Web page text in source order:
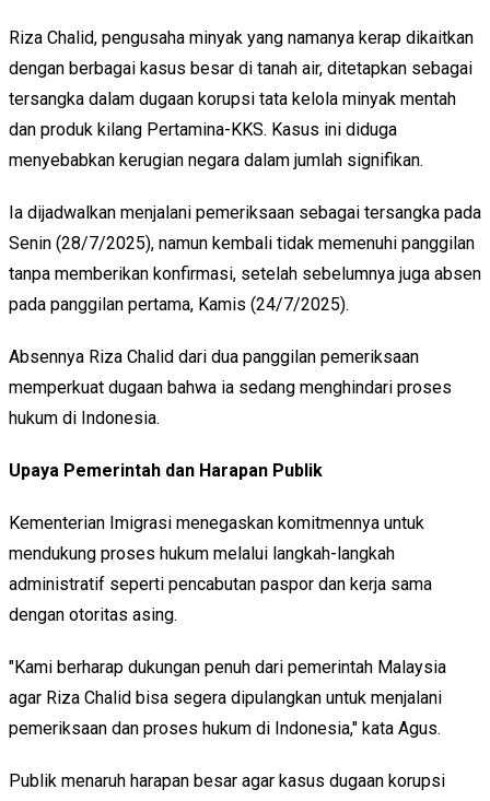
Riza Chalid, pengusaha minyak yang namanya kerap dikaitkan
dengan berbagai kasus besar di tanah air, ditetapkan sebagai
tersangka dalam dugaan korupsi tata kelola minyak mentah
dan produk kilang Pertamina-KKS. Kasus ini diduga
menyebabkan kerugian negara dalam jumlah signifikan.
Ia dijadwalkan menjalani pemeriksaan sebagai tersangka pada
Senin (28/7/2025), namun kembali tidak memenuhi panggilan
tanpa memberikan konfirmasi, setelah sebelumnya juga absen
pada panggilan pertama, Kamis (24/7/2025).
Absennya Riza Chalid dari dua panggilan pemeriksaan
memperkuat dugaan bahwa ia sedang menghindari proses
hukum di Indonesia.
Upaya Pemerintah dan Harapan Publik
Kementerian Imigrasi menegaskan komitmennya untuk
mendukung proses hukum melalui langkah-langkah
administratif seperti pencabutan paspor dan kerja sama
dengan otoritas asing.
"Kami berharap dukungan penuh dari pemerintah Malaysia
agar Riza Chalid bisa segera dipulangkan untuk menjalani
pemeriksaan dan proses hukum di Indonesia," kata Agus.
Publik menaruh harapan besar agar kasus dugaan korupsi